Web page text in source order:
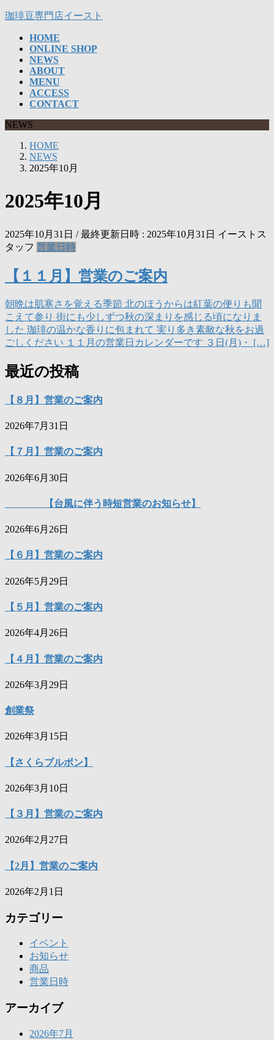
コ
ッ
プ
ナ
移
動
珈琲豆専門店イースト
HOME
ONLINE SHOP
NEWS
ABOUT
MENU
ACCESS
CONTACT
NEWS
HOME
NEWS
2025年10月
2025年10月
2025年10月31日 / 最終更新日時 : 2025年10月31日 イーストス
タッフ 営業日時
【１１月】営業のご案内
朝晩は肌寒さを覚える季節 北のほうからは紅葉の便りも聞
こえて参り 街にも少しずつ秋の深まりを感じる頃になりま
した 珈琲の温かな香りに包まれて 実り多き素敵な秋をお過
ごしください １１月の営業日カレンダーです ３日(月)・ […]
最近の投稿
【８月】営業のご案内
2026年7月31日
【７月】営業のご案内
2026年6月30日
【台風に伴う時短営業のお知らせ】
2026年6月26日
【６月】営業のご案内
2026年5月29日
【５月】営業のご案内
2026年4月26日
【４月】営業のご案内
2026年3月29日
創業祭
2026年3月15日
【さくらブルボン】
2026年3月10日
【３月】営業のご案内
2026年2月27日
【2月】営業のご案内
2026年2月1日
カテゴリー
イベント
お知らせ
商品
営業日時
アーカイブ
2026年7月